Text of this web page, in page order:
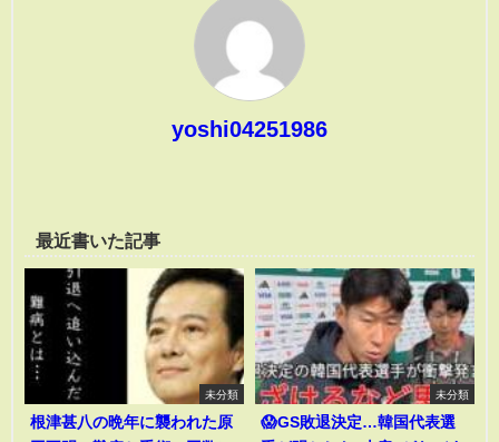
yoshi04251986
最近書いた記事
未分類
根津甚八の晩年に襲われた原
未分類
😱GS敗退決定…韓国代表選